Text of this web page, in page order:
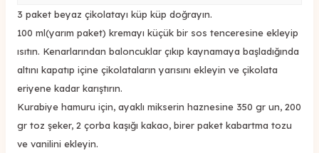
3 paket beyaz çikolatayı küp küp doğrayın.
100 ml(yarım paket) kremayı küçük bir sos tenceresine ekleyip
ısıtın. Kenarlarından baloncuklar çıkıp kaynamaya başladığında
altını kapatıp içine çikolataların yarısını ekleyin ve çikolata
eriyene kadar karıştırın.
Kurabiye hamuru için, ayaklı mikserin haznesine 350 gr un, 200
gr toz şeker, 2 çorba kaşığı kakao, birer paket kabartma tozu
ve vanilini ekleyin.